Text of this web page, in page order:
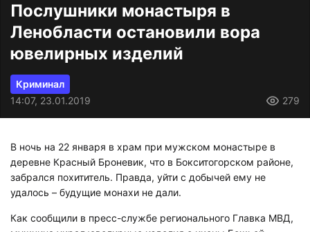
Послушники монастыря в
Ленобласти остановили вора
ювелирных изделий
Криминал
14:07, 23.01.2019
279
В ночь на 22 января в храм при мужском монастыре в
деревне Красный Броневик, что в Бокситогорском районе,
забрался похититель. Правда, уйти с добычей ему не
удалось – будущие монахи не дали.
Как сообщили в пресс-службе регионального Главка МВД,